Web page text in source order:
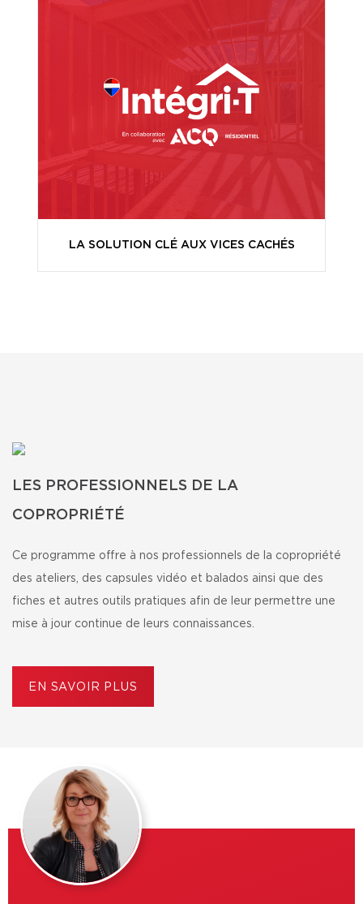
LA SOLUTION CLÉ AUX VICES CACHÉS
LES PROFESSIONNELS DE LA
COPROPRIÉTÉ
Ce programme offre à nos professionnels de la copropriété
des ateliers, des capsules vidéo et balados ainsi que des
fiches et autres outils pratiques afin de leur permettre une
mise à jour continue de leurs connaissances.
EN SAVOIR PLUS